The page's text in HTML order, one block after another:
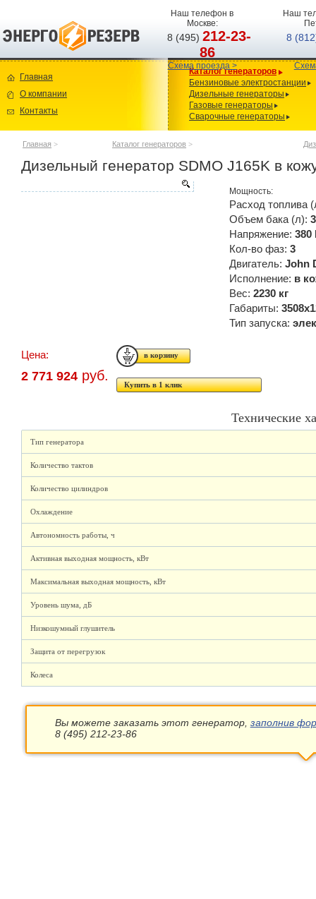
Наш телефон в
Москве:
8 (495)212-23-
86
Схема проезда >
Наш
8
Главная
О компании
Контакты
Каталог генераторов
Бензиновые электростанции
Дизельные генераторы
Газовые генераторы
Сварочные генераторы
Главная > Каталог генераторов >
Дизельный генератор SDMO J165K в
Мощность:
Расход топлива
Объем бака (л):
Напряжение: 380
Кол-во фаз: 3
Двигатель: John
Исполнение: в
Вес: 2230 кг
Габариты:
Тип запуска:
Цена:
2 771 924 руб.
Купить в 1 клик
Технические
Тип генератора
Количество тактов
Количество цилиндров
Охлаждение
Автономность работы, ч
Активная выходная мощность, кВт
Максимальная выходная мощность, кВт
Уровень шума, дБ
Низкошумный глушитель
Защита от перегрузок
Колеса
Вы можете заказать этот генератор, заполнив
8 (495) 212-23-86